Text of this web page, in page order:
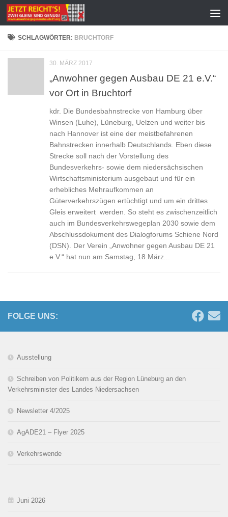
Zum Inhalt springen
SCHLAGWÖRTER: BRUCHTORF
30. MÄRZ 2017
„Anwohner gegen Ausbau DE 21 e.V.“
vor Ort in Bruchtorf
kdr. Die Bundesbahnstrecke von Hamburg über
Winsen (Luhe), Lüneburg, Uelzen und weiter bis
nach Hannover ist eine der meistbefahrenen
Bahnstrecken innerhalb Deutschlands. Eben diese
Strecke soll nach der Vorstellung des
Bundesverkehrs- sowie dem niedersächsischen
Wirtschaftsministerium ausgebaut und für ein
erhebliches Mehraufkommen an
Güterverkehrszügen ertüchtigt und um ein drittes
Gleis erweitert werden. So steht es zwischenzeitlich
auch im Bundesverkehrswegeplan 2030 sowie dem
Abschlussdokument des Dialogforums Schiene Nord
(DSN). Der Verein „Anwohner gegen Ausbau DE 21
e.V.“ hat nun am Samstag, 18.März...
FOLGE UNS:
Ausstellung
Schreiben von Politikern aus der Region Lüneburg an den
Verkehrsminister des Landes Niedersachsen
Newsletter 4/2025
AgADE21 – Flyer 2025
Verkehrswende
Juni 2026